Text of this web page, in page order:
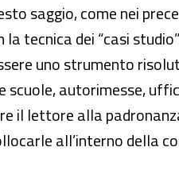
saggio, come nei
tecnica dei “casi
uno strumento
autorimesse,
il lettore alla
all’interno della